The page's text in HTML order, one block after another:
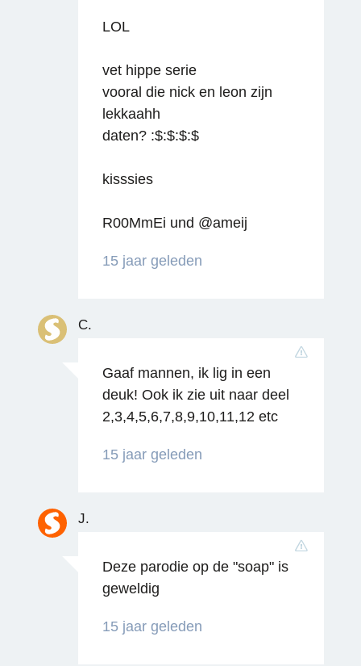
Reageren
LOL
vet hippe serie
vooral die nick en leon zijn
lekkaahh
daten? :$:$:$:$
kisssies
R00MmEi und @ameij
15 jaar geleden
Reageren
C.
Gaaf mannen, ik lig in een
deuk! Ook ik zie uit naar deel
2,3,4,5,6,7,8,9,10,11,12 etc
15 jaar geleden
J.
Deze parodie op de "soap" is
geweldig
15 jaar geleden